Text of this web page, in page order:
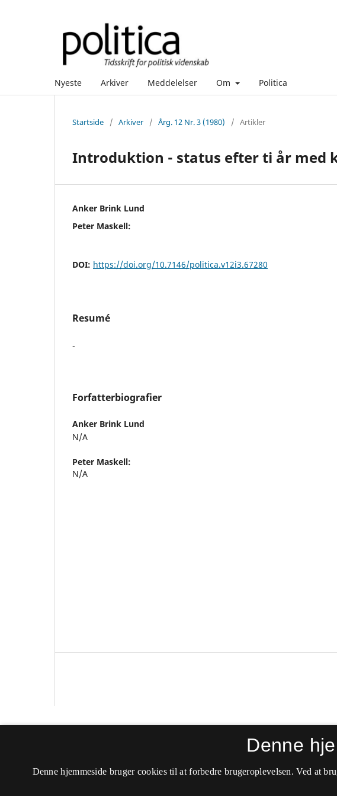
Nyeste Arkiver Meddelelser Om Politica
Startside / Arkiver / Årg. 12 Nr. 3 (1980) / Artikler
Introduktion - status efter ti år med
Anker Brink Lund
Peter Maskell:
DOI: https://doi.org/10.7146/politica.v12i3.67280
Resumé
-
Forfatterbiografier
Anker Brink Lund
N/A
Peter Maskell:
N/A
ISSN 2246-042X (Online)
Denne
Denne hjemmeside bruger cookies til at forbedre brugeroplevelsen. Ved at